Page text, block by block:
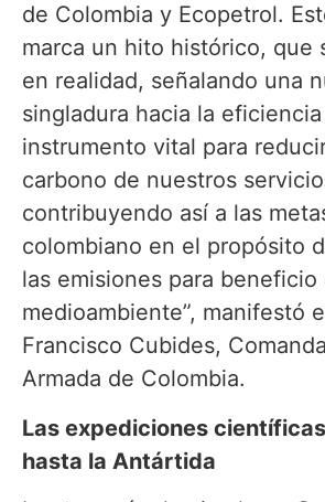
de Colombia y Ecopetrol.
marca un hito histórico, que
en realidad, señalando una
singladura hacia la
instrumento vital para
carbono de nuestros
contribuyendo así a las
colombiano en el propósito
las emisiones para beneficio
medioambiente”, manifestó
Francisco Cubides,
Armada de Colombia.
Las expediciones
hasta la Antártida